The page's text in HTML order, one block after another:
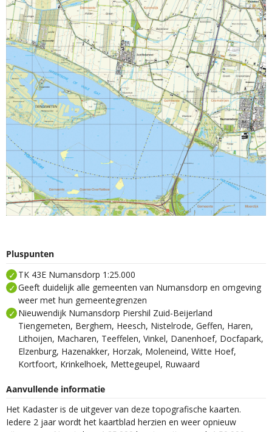
Pluspunten
TK 43E Numansdorp 1:25.000
Geeft duidelijk alle gemeenten van Numansdorp en omgeving
weer met hun gemeentegrenzen
Nieuwendijk Numansdorp Piershil Zuid-Beijerland
Tiengemeten, Berghem, Heesch, Nistelrode, Geffen, Haren,
Lithoijen, Macharen, Teeffelen, Vinkel, Danenhoef, Docfapark,
Elzenburg, Hazenakker, Horzak, Moleneind, Witte Hoef,
Kortfoort, Krinkelhoek, Mettegeupel, Ruwaard
Aanvullende informatie
Het Kadaster is de uitgever van deze topografische kaarten.
Iedere 2 jaar wordt het kaartblad herzien en weer opnieuw